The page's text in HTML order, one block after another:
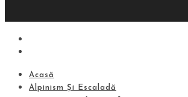
Acasă
Alpinism Și Escaladă